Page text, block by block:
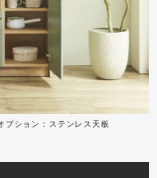
プション：ステンレス天板